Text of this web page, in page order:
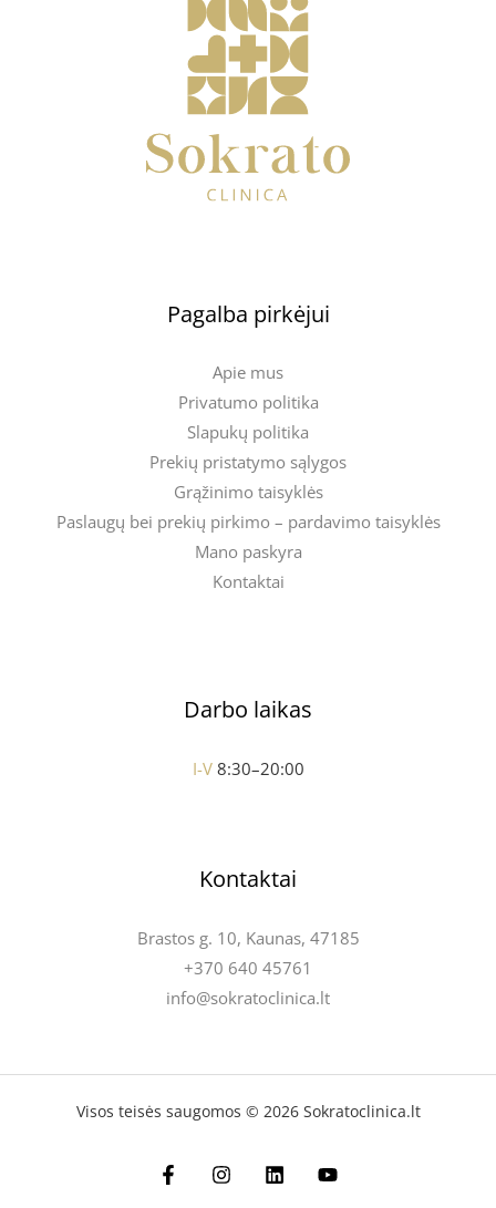
Pagalba pirkėjui
Apie mus
Privatumo politika
Slapukų politika
Prekių pristatymo sąlygos
Grąžinimo taisyklės
Paslaugų bei prekių pirkimo – pardavimo taisyklės
Mano paskyra
Kontaktai
Darbo laikas
I-V 8:30–20:00
Kontaktai
Brastos g. 10, Kaunas, 47185
+370 640 45761
info@sokratoclinica.lt
Visos teisės saugomos © 2026 Sokratoclinica.lt